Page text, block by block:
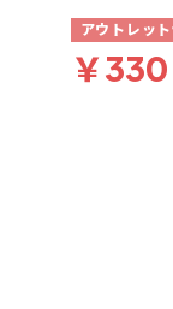
アウトレッ
￥330